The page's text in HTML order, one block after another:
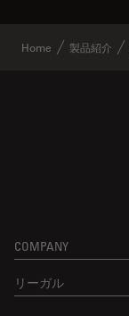
Home 製品紹介
COMPANY
リーガル